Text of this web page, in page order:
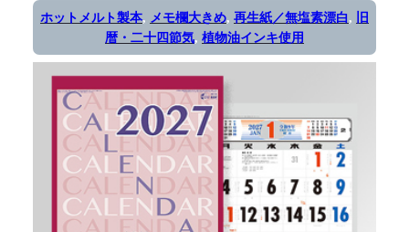
ホットメルト製本, メモ欄大きめ, 再生紙／無塩素漂白,
旧
暦・二十四節気, 植物油インキ使用